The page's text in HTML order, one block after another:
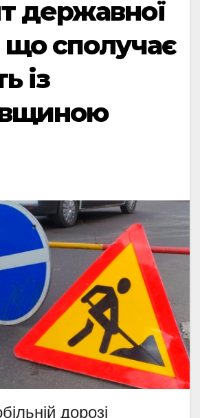
державної
що сполучає
із
дорозі